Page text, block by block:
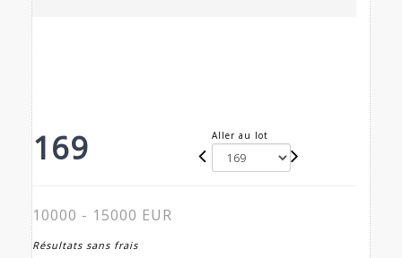
169 Aller au lot
10000 - 15000 EUR
Résultats sans frais